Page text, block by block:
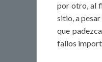
por otro, al
sitio, a
que
fallos